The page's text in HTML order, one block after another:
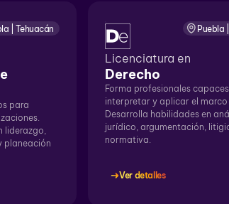
| Tehuacán
para
liderazgo,
planeación
Puebla
Licenciatura en
Derecho
Forma profesionales
interpretar y aplicar el marco
Desarrolla habilidades en
jurídico, argumentación,
normativa.
Ver detalles